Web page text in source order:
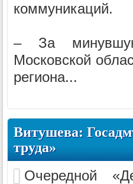
коммуникаций.
– За
Московской
региона...
Витушева:
труда»
Очередной